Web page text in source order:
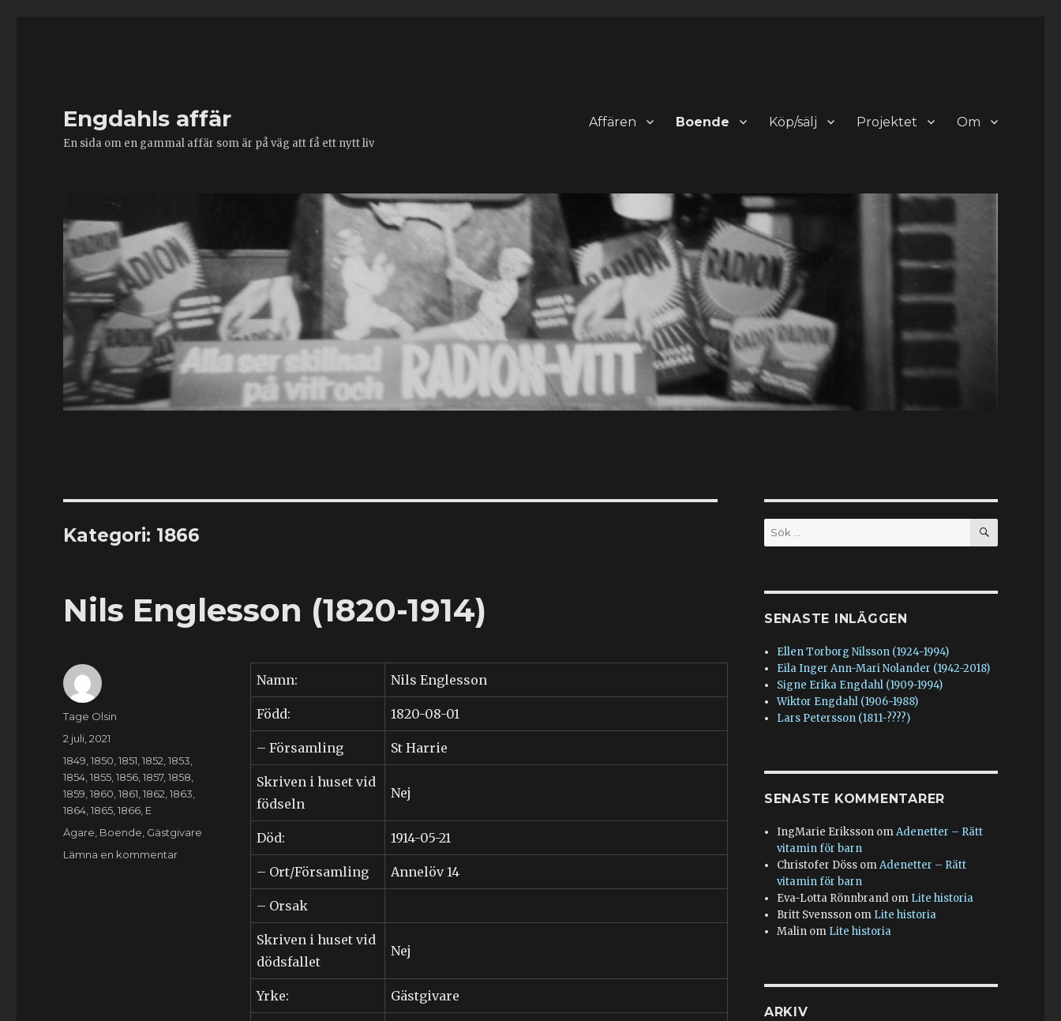
Engdahls affär
En sida om en gammal affär som är på väg att få ett nytt liv
Affären Boende Köp/sälj Projektet Om
Kategori: 1866
Nils Englesson (1820-1914)
Namn: Nils Englesson
Född: 1820-08-01
– Församling St Harrie
Skriven i huset vid
födseln
Nej
Död: 1914-05-21
– Ort/Församling Annelöv 14
– Orsak
Skriven i huset vid
dödsfallet
Nej
Yrke: Gästgivare
Författare
Tage Olsin
Publicerat
2 juli, 2021
Kategorier
1849 ,1850 ,1851 ,1852 ,1853
1854 ,1855 ,1856 ,1857,1858
1859 ,1860 ,1861 ,1862 ,1863
1864 ,1865 ,1866 E
Etiketter
Ägare Boende Gästgivare
Lämna en kommentartill
Sök
efter:
SÖK
SENASTE INLÄGGEN
Ellen Torborg Nilsson (1924-1994)
Eila Inger Ann-Mari Nolander (1942-2018)
Signe Erika Engdahl (1909-1994)
Wiktor Engdahl (1906-1988)
Lars Petersson (1811-????)
SENASTE KOMMENTARER
IngMarie Eriksson omAdenetter – Rätt
vitamin för barn
Christofer Döss omAdenetter – Rätt
vitamin för barn
Eva-Lotta Rönnbrand om Lite historia
Britt Svensson om Lite historia
Malin om Lite historia
ARKIV